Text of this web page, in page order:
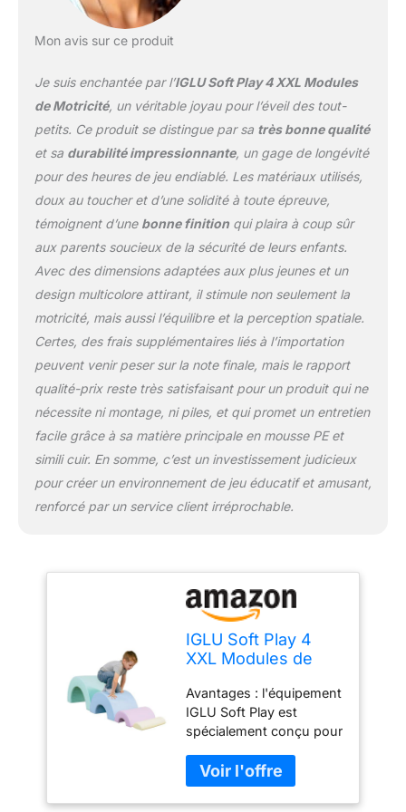
américaines et
garantissant qu'il est
exempt de substances
nocives, ce qui le rend
sans danger pour les
enfants. Fabrication :
fièrement fabriqué en
Lettonie, un pays de
l'UE, notre équipement
de jeu doux est fabriqué
avec précision – fabriqué
en mousse PE et
recouvert de cuir
végétalien (PVC).
Mon avis sur ce produit
Je suis enchantée par l’IGLU Soft Play 4 XXL Modules
de Motricité, un véritable joyau pour l’éveil des tout-
petits. Ce produit se distingue par sa très bonne qualité
et sa durabilité impressionnante, un gage de longévité
pour des heures de jeu endiablé. Les matériaux utilisés,
doux au toucher et d’une solidité à toute épreuve,
témoignent d’une bonne finitionqui plaira à coup sûr
aux parents soucieux de la sécurité de leurs enfants.
Avec des dimensions adaptées aux plus jeunes et un
design multicolore attirant, il stimule non seulement la
motricité, mais aussi l’équilibreet la perception spatiale.
Certes, des frais supplémentaires liés à l’importation
peuvent venir peser sur la note finale, mais le rapport
qualité-prix reste très satisfaisant pour un produit qui ne
nécessite ni montage, ni piles, et qui promet un entretien
facile grâce à sa matière principale en mousse PE et
simili cuir. En somme, c’est un investissement judicieux
pour créer un environnement de jeu éducatif et amusant,
renforcé par un service client irréprochable.
IGLU Soft Play 4
XXL Modules de
en Mousse Escalier
Toboggan
(Rainbow)
Avantages : l'équipement
IGLU Soft Play est
spécialement conçu pour
des enfants, améliorer
l'équilibre et promouvoir
la conscience spatiale,